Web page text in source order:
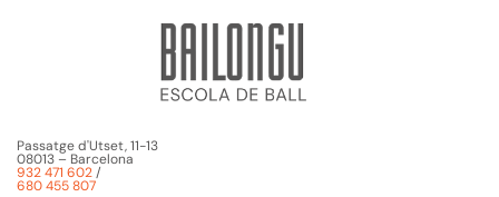
Passatge d'Utset, 11-13
08013 – Barcelona
932 471 602/
680 455 807